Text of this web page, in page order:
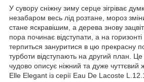
У сувору сніжну зиму серце зігріває
незабаром весь лід розтане, мороз
стане яскравішим, а дерева знову
пора починає відступати, а на
терпиться зануритися в цю прекрасну
турботи відступають на другий план. Це
чудово описує ніжний та дуже чуттєвий
Elle Elegant із серії Eau De Lacoste